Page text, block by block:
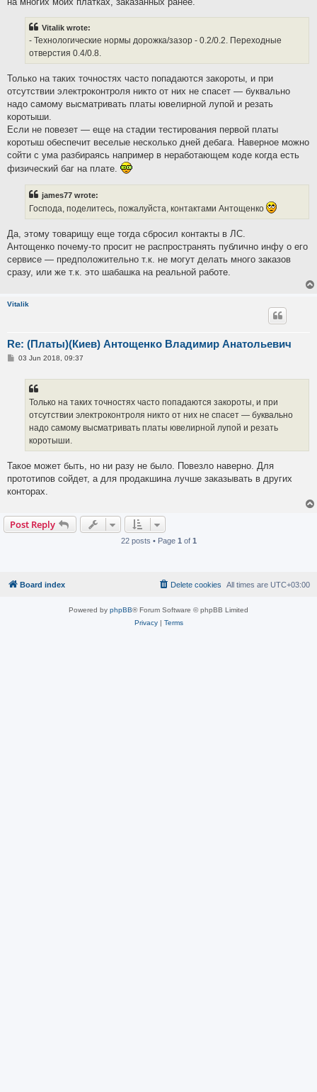
Vitalik wrote:
- Технологические нормы дорожка/зазор - 0.2/0.2. Переходные
отверстия 0.4/0.8.
Только на таких точностях часто попадаются закороты, и при
отсутствии электроконтроля никто от них не спасет — буквально
надо самому высматривать платы ювелирной лупой и резать
коротыши.
Если не повезет — еще на стадии тестирования первой платы
коротыш обеспечит веселые несколько дней дебага. Наверное можно
сойти с ума разбираясь например в неработающем коде когда есть
физический баг на плате.
james77 wrote:
Господа, поделитесь, пожалуйста, контактами Антощенко
Да, этому товарищу еще тогда сбросил контакты в ЛС.
Антощенко почему-то просит не распространять публично инфу о его
сервисе — предположительно т.к. не могут делать много заказов
сразу, или же т.к. это шабашка на реальной работе.
Vitalik
Re: (Платы)(Киев) Антощенко Владимир Анатольевич
P03 Jun 2018, 09:37
Только на таких точностях часто попадаются закороты, и при
отсутствии электроконтроля никто от них не спасет — буквально
надо самому высматривать платы ювелирной лупой и резать
коротыши.
Такое может быть, но ни разу не было. Повезло наверно. Для
прототипов сойдет, а для продакшина лучше заказывать в других
конторах.
Post Reply
22 posts • Page 1 of 1
Board index All times are UTC+03:00
Delete cookies
Powered by phpBB® Forum Software © phpBB Limited
Privacy| Terms